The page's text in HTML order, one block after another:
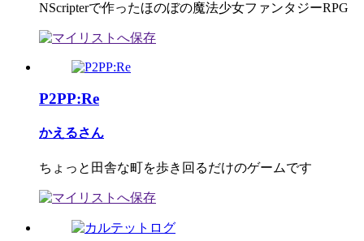
NScripterで作ったほのぼの魔法少女ファンタジーRPG
P2PP:Re
かえるさん
ちょっと田舎な町を歩き回るだけのゲームです